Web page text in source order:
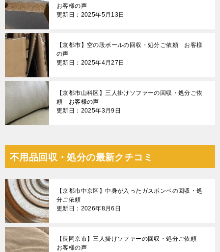
お客様の声
更新日：2025年5月13日
【京都市】空の段ボールの回収・処分ご依頼 お客様
の声
更新日：2025年4月27日
【京都市山科区】三人掛けソファーの回収・処分ご依
頼 お客様の声
更新日：2025年3月9日
不用品回収・処分の最新クチコミ
【京都市中京区】中身が入ったガスボンベの回収・処
分ご依頼
更新日：2026年8月6日
【長岡京市】三人掛けソファーの回収・処分ご依頼
お客様の声